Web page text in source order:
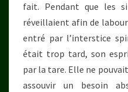
fait. Pendant que les
réveillaient afin de
entré par l’interstice
était trop tard, son
par la tare. Elle ne
assouvir un besoin